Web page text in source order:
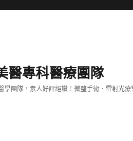
醫專科醫療團隊
學團隊，素人好評絕讚！微整手術、雷射光